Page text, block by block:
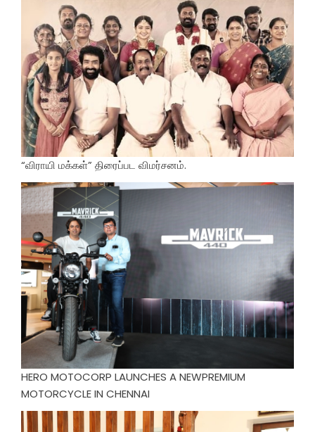
“விராயி மக்கள்” திரைப்பட விமர்சனம்.
HERO MOTOCORP LAUNCHES A NEWPREMIUM
MOTORCYCLE IN CHENNAI